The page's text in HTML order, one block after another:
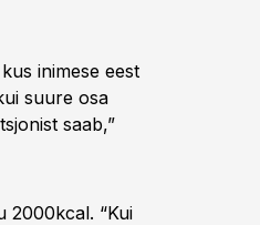
inimese eest
suure osa
saab,”
2000kcal. “Kui